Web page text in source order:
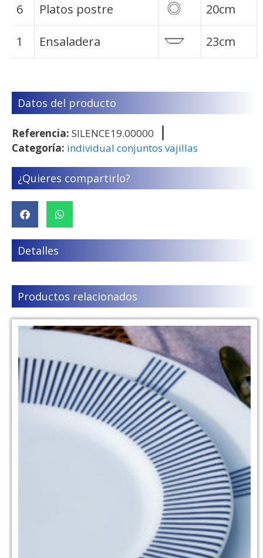
6 Platos postre 20cm
1 Ensaladera 23cm
Datos del producto
Referencia: SILENCE19.00000
Categoría: individual conjuntos vajillas
¿Quieres compartirlo?
Detalles
Productos relacionados